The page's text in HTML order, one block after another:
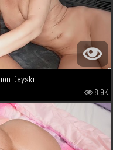
Dayski
8.9K